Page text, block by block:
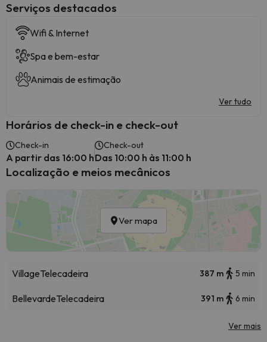
Serviços destacados
Wifi & Internet
Spa e bem-estar
Animais de estimação
Ver tudo
Horários de check-in e check-out
Check-in
A partir das 16:00 h
Check-out
Das 10:00 h às 11:00 h
Localização e meios mecânicos
Ver mapa
VillageTelecadeira 387 m 5 min
BellevardeTelecadeira 391 m 6 min
Ver mais